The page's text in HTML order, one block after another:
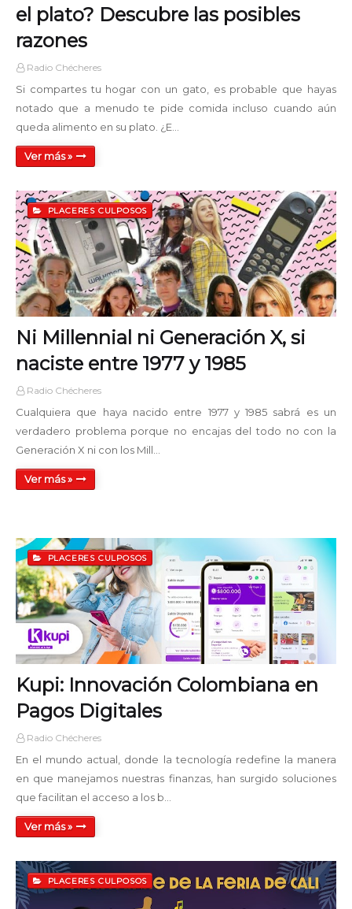
el plato? Descubre las posibles
razones
Radio Chécheres
Si compartes tu hogar con un gato, es probable que hayas
notado que a menudo te pide comida incluso cuando aún
queda alimento en su plato. ¿E…
Ver más »
PLACERES CULPOSOS
Ni Millennial ni Generación X, si
naciste entre 1977 y 1985
Radio Chécheres
Cualquiera que haya nacido entre 1977 y 1985 sabrá es un
verdadero problema porque no encajas del todo no con la
Generación X ni con los Mill…
Ver más »
PLACERES CULPOSOS
Kupi: Innovación Colombiana en
Pagos Digitales
Radio Chécheres
En el mundo actual, donde la tecnología redefine la manera
en que manejamos nuestras finanzas, han surgido soluciones
que facilitan el acceso a los b…
Ver más »
PLACERES CULPOSOS